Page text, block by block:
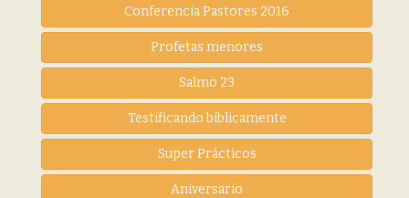
Conferencia Pastores 2016
Profetas menores
Salmo 23
Testificando biblicamente
Super Prácticos
Aniversario